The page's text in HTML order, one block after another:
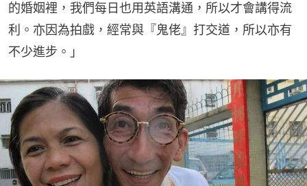
的婚姻裡，我們每日也用英語溝通，所以才會講得流
利。亦因為拍戲，經常與『鬼佬』打交道，所以亦有
不少進步。」